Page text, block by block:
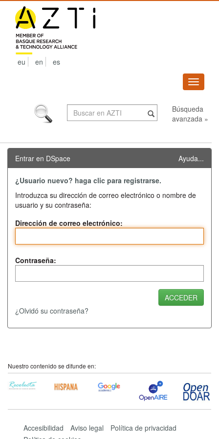
navigation
eu en es
Búsqueda
avanzada »
Entrar en DSpace Ayuda...
¿Usuario nuevo? haga clic para registrarse.
Introduzca su dirección de correo electrónico o nombre de
usuario y su contraseña:
Dirección de correo electrónico:
Contraseña:
¿Olvidó su contraseña?
Nuestro contenido se difunde en:
Accesibilidad Aviso legal
Política de privacidad